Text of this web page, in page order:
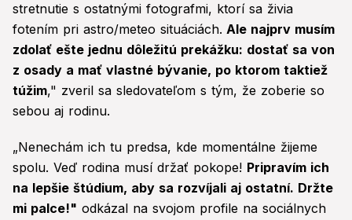
stretnutie s ostatnými fotografmi, ktorí sa živia
fotením pri astro/meteo situáciách. Ale najprv musím
zdolať ešte jednu dôležitú prekážku: dostať sa von
z osady a mať vlastné bývanie, po ktorom taktiež
túžim," zveril sa sledovateľom s tým, že zoberie so
sebou aj rodinu.
„Nenechám ich tu predsa, kde momentálne žijeme
spolu. Veď rodina musí držať pokope! Pripravím ich
na lepšie štúdium, aby sa rozvíjali aj ostatní. Držte
mi palce!" odkázal na svojom profile na sociálnych